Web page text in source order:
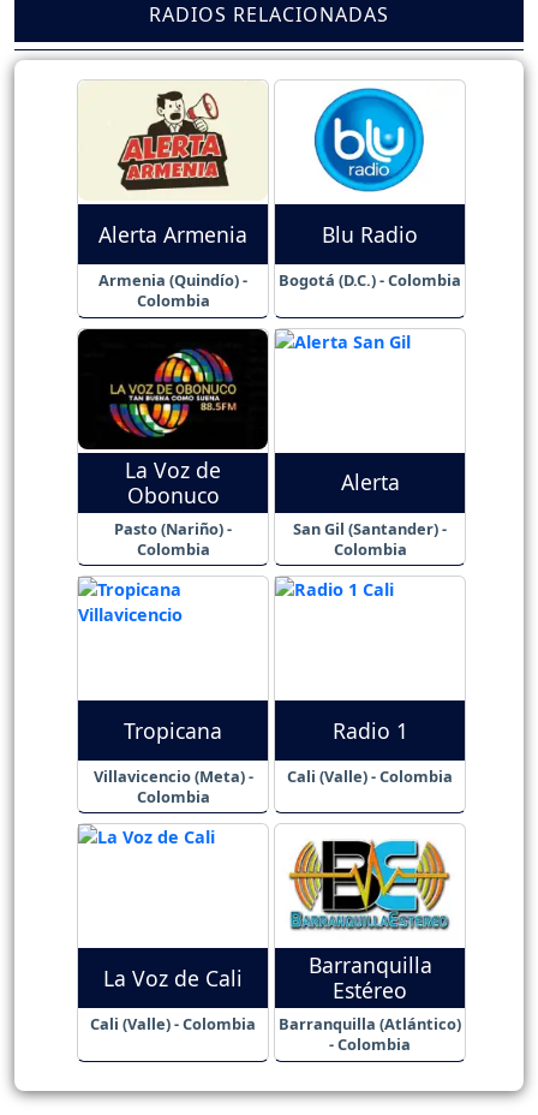
RADIOS RELACIONADAS
Alerta Armenia
Armenia (Quindío) -
Colombia
Blu Radio
Bogotá (D.C.) - Colombia
La Voz de
Obonuco
Pasto (Nariño) -
Colombia
Alerta
San Gil (Santander) -
Colombia
Tropicana
Villavicencio (Meta) -
Colombia
Radio 1
Cali (Valle) - Colombia
La Voz de Cali
Cali (Valle) - Colombia
Barranquilla
Estéreo
Barranquilla (Atlántico)
- Colombia